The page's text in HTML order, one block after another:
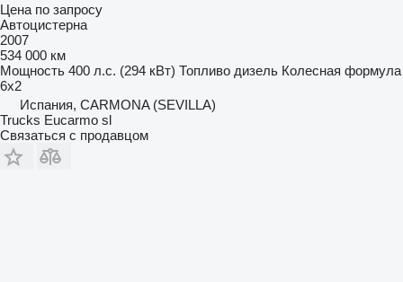
Цена по запросу
Автоцистерна
2007
534 000 км
Мощность 400 л.с. (294 кВт) Топливо дизель Колесная формула
6x2
Испания, CARMONA (SEVILLA)
Trucks Eucarmo sl
Связаться с продавцом